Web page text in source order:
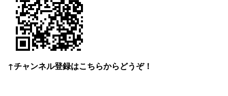
↑チャンネル登録はこちらからどうぞ！